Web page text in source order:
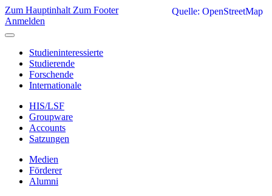
Zum Hauptinhalt Zum Footer
Anmelden
Studieninteressierte
Studierende
Forschende
Internationale
HIS/LSF
Groupware
Accounts
Satzungen
Medien
Förderer
Alumni
Quelle: OpenStreetMap